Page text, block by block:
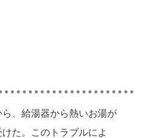
、給湯器から熱いお湯が
た。このトラブルによ